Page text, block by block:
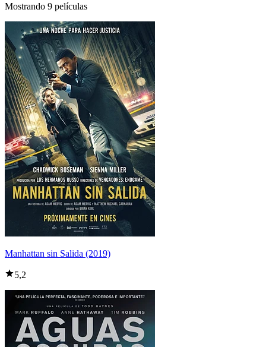
Mostrando 9 películas
Manhattan sin Salida (2019)
5,2